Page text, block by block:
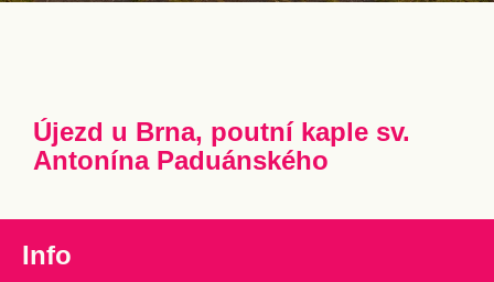
Újezd u Brna, poutní kaple sv.
Antonína Paduánského
Info